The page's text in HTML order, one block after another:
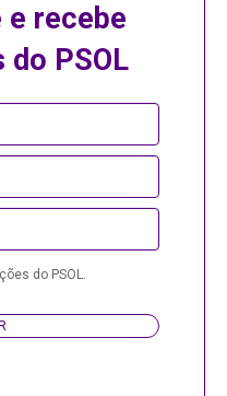
e recebe
PSOL
do PSOL.